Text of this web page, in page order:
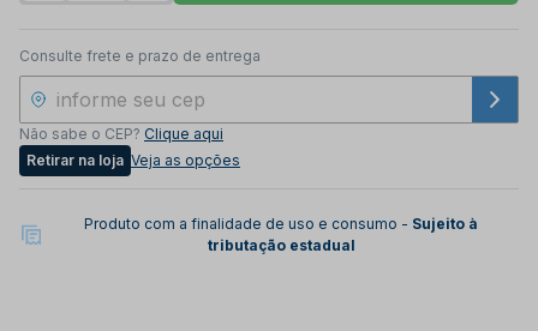
Consulte frete e prazo de entrega
Não sabe o CEP? Clique aqui
Retirar na loja Veja as opções
Produto com a finalidade de uso e consumo - Sujeito à
tributação estadual